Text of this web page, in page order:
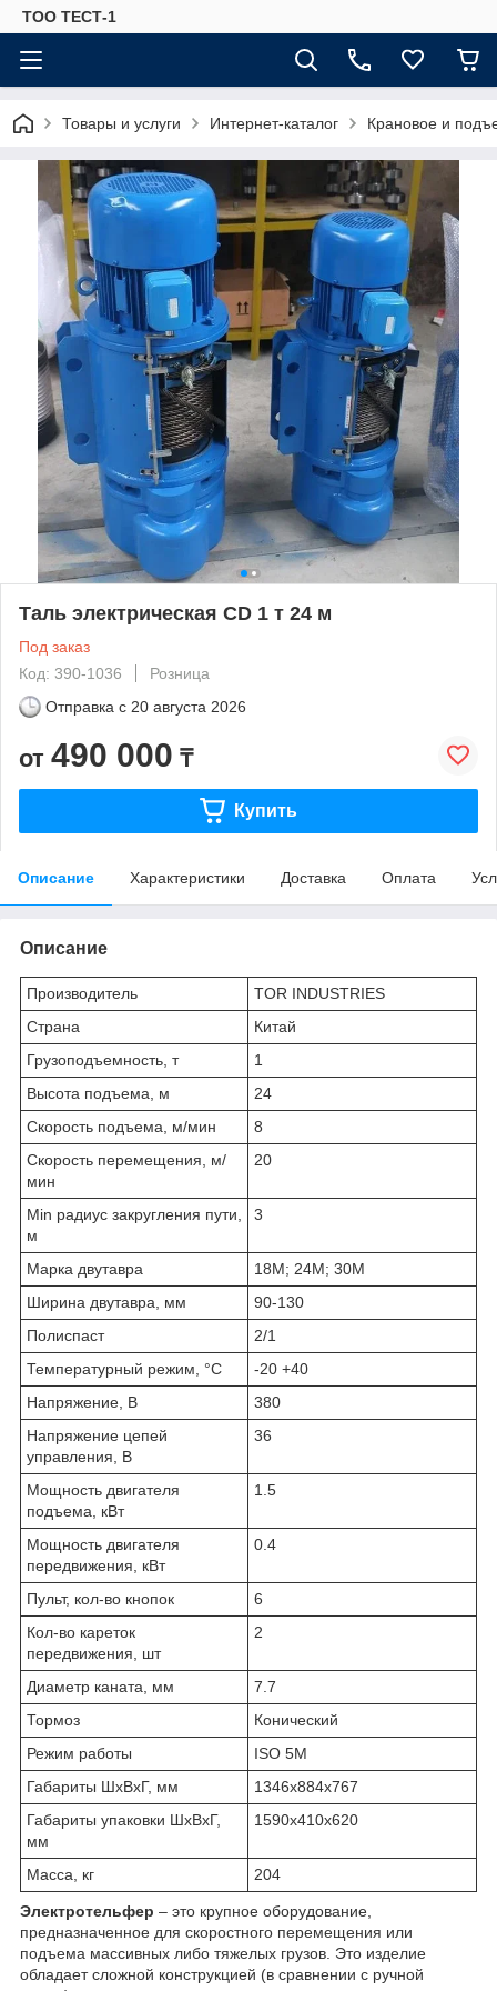
ТОО ТЕСТ-1
Товары и услуги Интернет-каталог Крановое и
Таль электрическая CD 1 т 24 м
Под заказ
Код: 390-1036
Розница
Отправка с 20 августа 2026
от 490 000 ₸
Купить
Описание Характеристики Доставка Оплата
Описание
Производитель
TOR INDUSTRIES
Страна
Китай
Грузоподъемность, т
1
Высота подъема, м
24
Скорость подъема, м/мин
8
Скорость перемещения, м/
мин
20
Min радиус закругления пути,
м
3
Марка двутавра
18М; 24М; 30М
Ширина двутавра, мм
90-130
Полиспаст
2/1
Температурный режим, °С
-20 +40
Напряжение, В
380
Напряжение цепей
управления, В
36
Мощность двигателя
подъема, кВт
1.5
Мощность двигателя
передвижения, кВт
0.4
Пульт, кол-во кнопок
6
Кол-во кареток
передвижения, шт
2
Диаметр каната, мм
7.7
Тормоз
Конический
Режим работы
ISO 5M
Габариты ШхВхГ, мм
1346х884х767
Габариты упаковки ШхВхГ,
мм
1590х410х620
Масса, кг 204
Электротельфер – это крупное оборудование,
предназначенное для скоростного перемещения или
подъема массивных либо тяжелых грузов. Это изделие
обладает сложной конструкцией (в сравнении с ручной